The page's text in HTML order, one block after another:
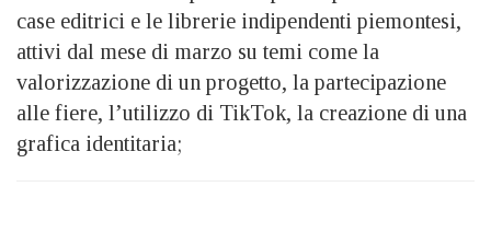
case editrici e le librerie indipendenti piemontesi,
attivi dal mese di marzo su temi come la
valorizzazione di un progetto, la partecipazione
alle fiere, l’utilizzo di TikTok, la creazione di una
grafica identitaria;